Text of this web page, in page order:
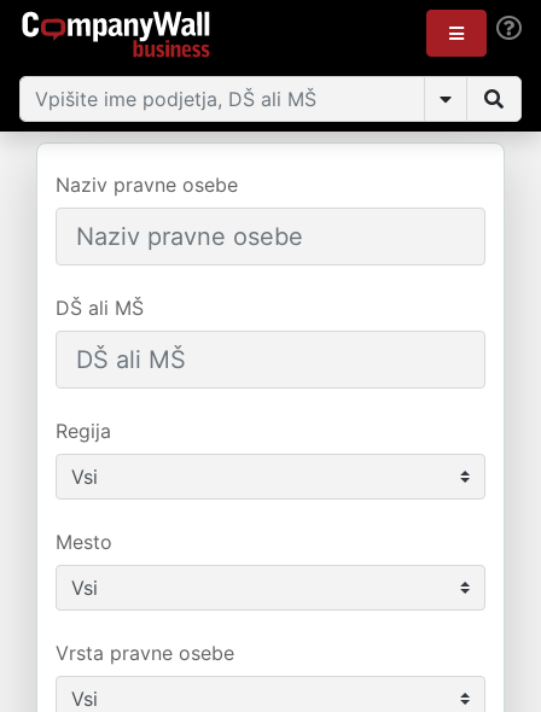
Naziv pravne osebe
DŠ ali MŠ
Regija
Mesto
Vrsta pravne osebe